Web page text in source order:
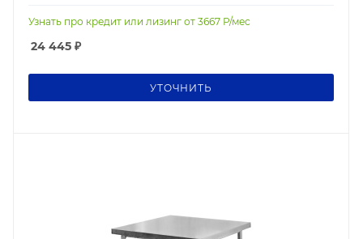
Узнать про кредит или лизинг от 3667 Р/мес
24 445 ₽
УТОЧНИТЬ